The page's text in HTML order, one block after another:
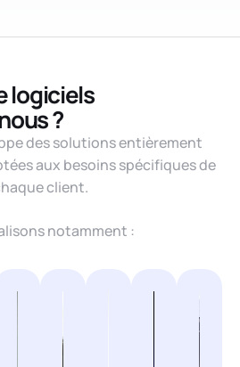
logiciels
?
des solutions entièrement
aux besoins spécifiques de
client.
notamment :